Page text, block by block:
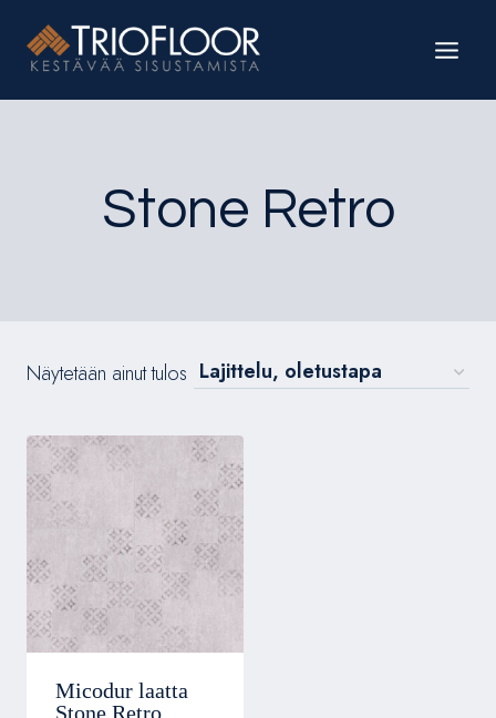
sisältöön
Stone Retro
Näytetään ainut tulos
Micodur laatta
Stone Retro